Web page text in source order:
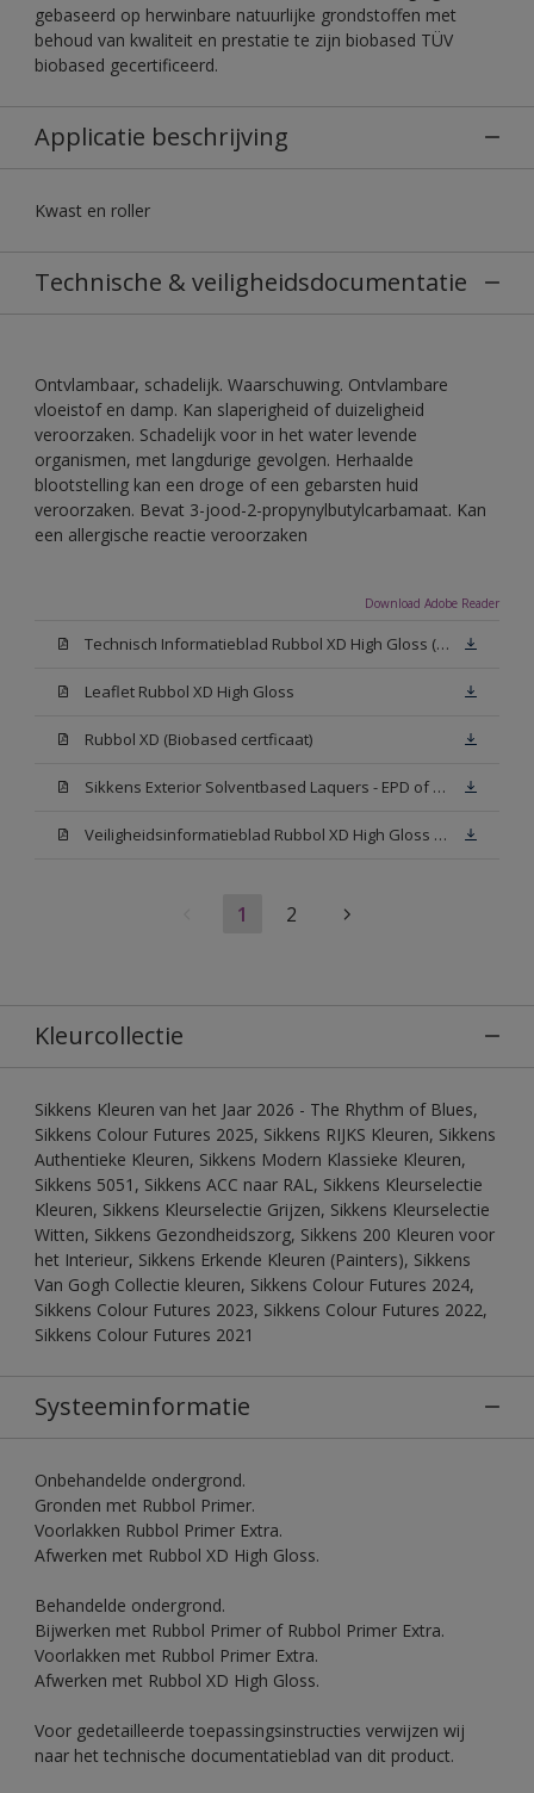
gebaseerd op herwinbare natuurlijke grondstoffen met
behoud van kwaliteit en prestatie te zijn biobased TÜV
biobased gecertificeerd.
Applicatie beschrijving
Kwast en roller
Technische & veiligheidsdocumentatie
Ontvlambaar, schadelijk. Waarschuwing. Ontvlambare
vloeistof en damp. Kan slaperigheid of duizeligheid
veroorzaken. Schadelijk voor in het water levende
organismen, met langdurige gevolgen. Herhaalde
blootstelling kan een droge of een gebarsten huid
veroorzaken. Bevat 3-jood-2-propynylbutylcarbamaat. Kan
een allergische reactie veroorzaken
Download Adobe Reader
Technisch Informatieblad Rubbol XD High Gloss (PDF)
Leaflet Rubbol XD High Gloss
Rubbol XD (Biobased certficaat)
Sikkens Exterior Solventbased Laquers - EPD of Milieuproductverklaring
Veiligheidsinformatieblad Rubbol XD High Gloss White W05 (MSDS)
1 2
Kleurcollectie
Sikkens Kleuren van het Jaar 2026 - The Rhythm of Blues,
Sikkens Colour Futures 2025, Sikkens RIJKS Kleuren, Sikkens
Authentieke Kleuren, Sikkens Modern Klassieke Kleuren,
Sikkens 5051, Sikkens ACC naar RAL, Sikkens Kleurselectie
Kleuren, Sikkens Kleurselectie Grijzen, Sikkens Kleurselectie
Witten, Sikkens Gezondheidszorg, Sikkens 200 Kleuren voor
het Interieur, Sikkens Erkende Kleuren (Painters), Sikkens
Van Gogh Collectie kleuren, Sikkens Colour Futures 2024,
Sikkens Colour Futures 2023, Sikkens Colour Futures 2022,
Sikkens Colour Futures 2021
Systeeminformatie
Onbehandelde ondergrond.
Gronden met Rubbol Primer.
Voorlakken Rubbol Primer Extra.
Afwerken met Rubbol XD High Gloss.
Behandelde ondergrond.
Bijwerken met Rubbol Primer of Rubbol Primer Extra.
Voorlakken met Rubbol Primer Extra.
Afwerken met Rubbol XD High Gloss.
Voor gedetailleerde toepassingsinstructies verwijzen wij
naar het technische documentatieblad van dit product.